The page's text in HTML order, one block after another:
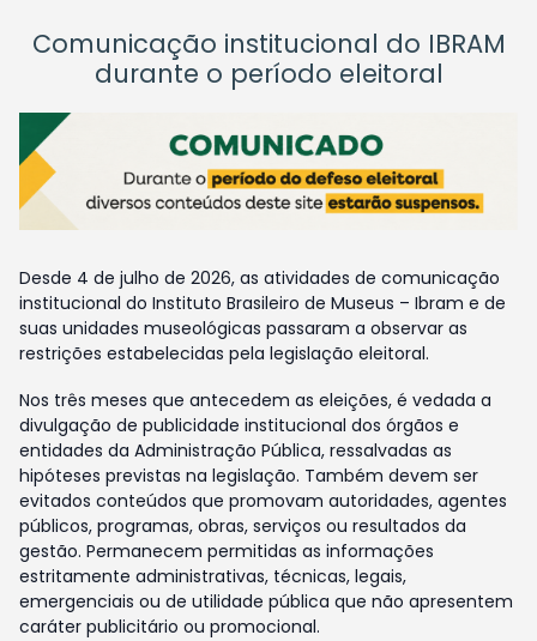
Comunicação institucional do IBRAM
durante o período eleitoral
Desde 4 de julho de 2026, as atividades de comunicação
institucional do Instituto Brasileiro de Museus – Ibram e de
suas unidades museológicas passaram a observar as
restrições estabelecidas pela legislação eleitoral.
Nos três meses que antecedem as eleições, é vedada a
divulgação de publicidade institucional dos órgãos e
entidades da Administração Pública, ressalvadas as
hipóteses previstas na legislação. Também devem ser
evitados conteúdos que promovam autoridades, agentes
públicos, programas, obras, serviços ou resultados da
gestão. Permanecem permitidas as informações
estritamente administrativas, técnicas, legais,
emergenciais ou de utilidade pública que não apresentem
caráter publicitário ou promocional.